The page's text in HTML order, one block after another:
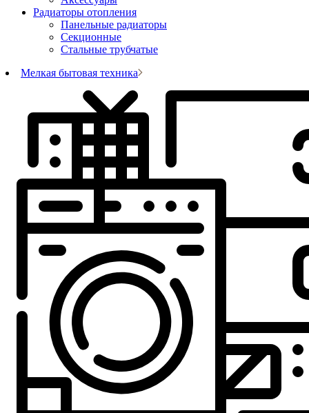
Радиаторы отопления
Панельные радиаторы
Секционные
Стальные трубчатые
Мелкая бытовая техника